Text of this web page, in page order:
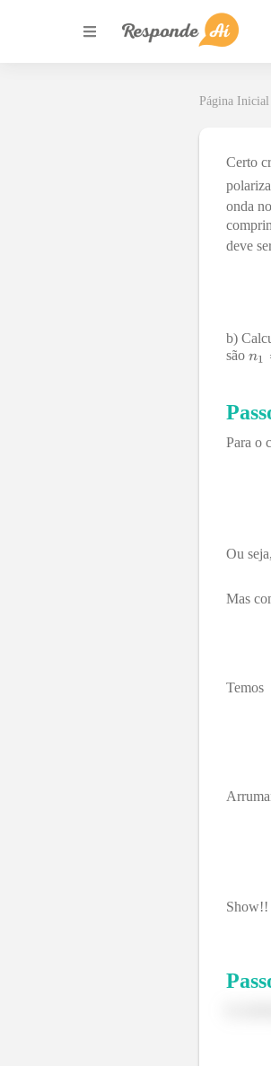
Página Inicial
Certo
onda
deve
b)
são
Para o
Ou
Mas
Temos
Show!!